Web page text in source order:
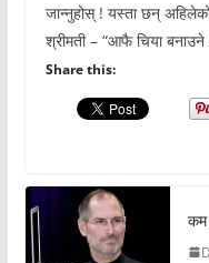
जान्नुहोस् ! यस्ता छन्
श्रीमती – “आफै चिया
Share this:
कम